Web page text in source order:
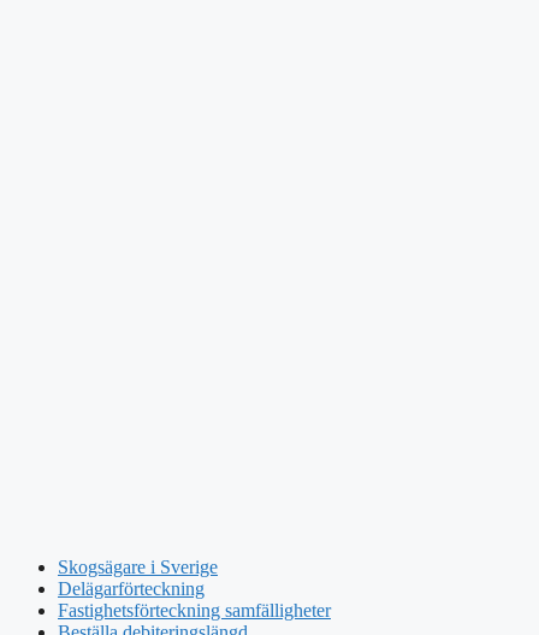
Skogsägare i Sverige
Delägarförteckning
Fastighetsförteckning samfälligheter